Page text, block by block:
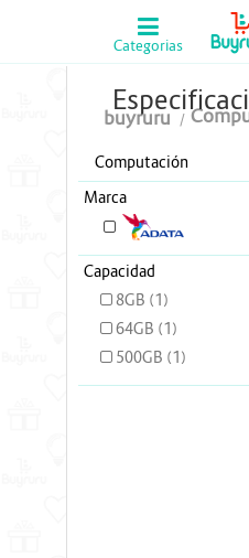
Categorias
buyruru
Computación
Marca
ADATA (3)
Capacidad
8GB (1)
64GB (1)
500GB (1)